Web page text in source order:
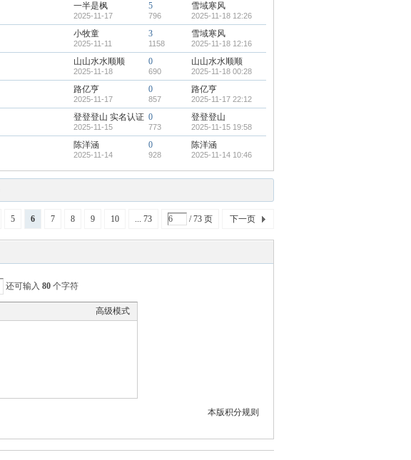
一半是枫
2025-11-17
5
796
雪域寒风
2025-11-18 12:26
小牧童
2025-11-11
3
1158
雪域寒风
2025-11-18 12:16
山山水水顺顺
2025-11-18
0
690
山山水水顺顺
2025-11-18 00:28
路亿亨
2025-11-17
0
857
路亿亨
2025-11-17 22:12
登登登山 实名认证
2025-11-15
0
773
登登登山
2025-11-15 19:58
陈洋涵
2025-11-14
0
928
陈洋涵
2025-11-14 10:46
5 6 7 8 9 10 ... 73 / 73 页 下一页
还可输入 80 个字符
高级模式
本版积分规则